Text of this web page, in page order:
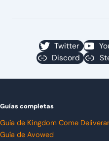
Twitter
Discord
Guías completas
Guía de Kingdom Come
Guía de Avowed